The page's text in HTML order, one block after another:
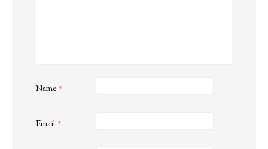
Name *
Email *